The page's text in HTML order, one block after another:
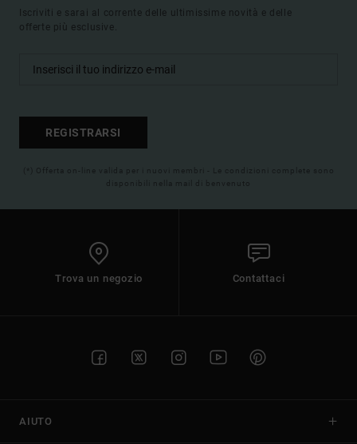
Iscriviti e sarai al corrente delle ultimissime novità e delle
offerte più esclusive.
REGISTRARSI
(*) Offerta on-line valida per i nuovi membri - Le condizioni complete sono
disponibili nella mail di benvenuto
Trova un negozio Contattaci
AIUTO